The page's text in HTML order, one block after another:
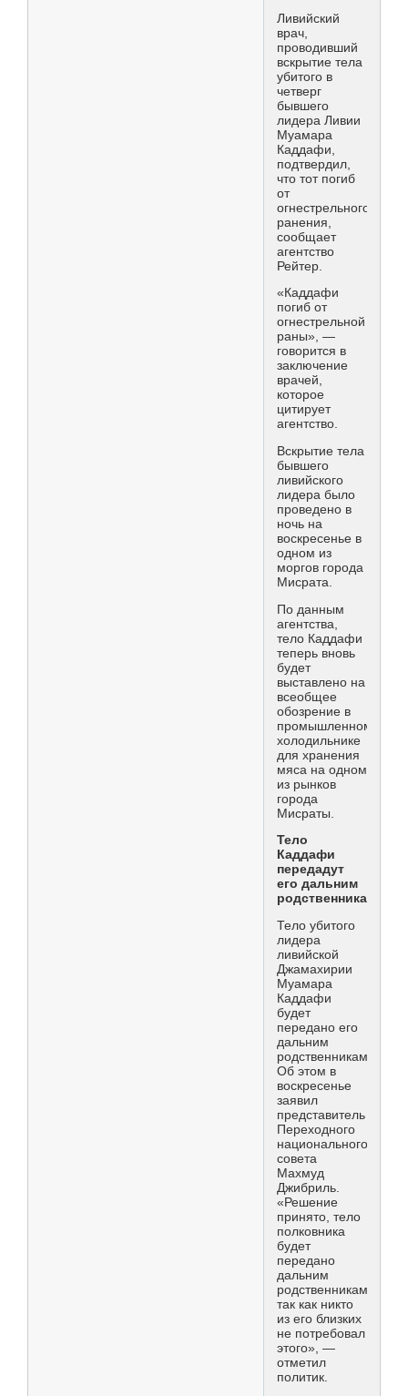
Ливийский
врач,
проводивший
вскрытие тела
убитого в
четверг
бывшего
лидера Ливии
Муамара
Каддафи,
подтвердил,
что тот погиб
от
огнестрельного
ранения,
сообщает
агентство
Рейтер.
«Каддафи
погиб от
огнестрельной
раны», —
говорится в
заключение
врачей,
которое
цитирует
агентство.
Вскрытие тела
бывшего
ливийского
лидера было
проведено в
ночь на
воскресенье в
одном из
моргов города
Мисрата.
По данным
агентства,
тело Каддафи
теперь вновь
будет
выставлено на
всеобщее
обозрение в
промышленном
холодильнике
для хранения
мяса на одном
из рынков
города
Мисраты.
Тело
Каддафи
передадут
его дальним
родственникам
Тело убитого
лидера
ливийской
Джамахирии
Муамара
Каддафи
будет
передано его
дальним
родственникам.
Об этом в
воскресенье
заявил
представитель
Переходного
национального
совета
Махмуд
Джибриль.
«Решение
принято, тело
полковника
будет
передано
дальним
родственникам,
так как никто
из его близких
не потребовал
этого», —
отметил
политик.